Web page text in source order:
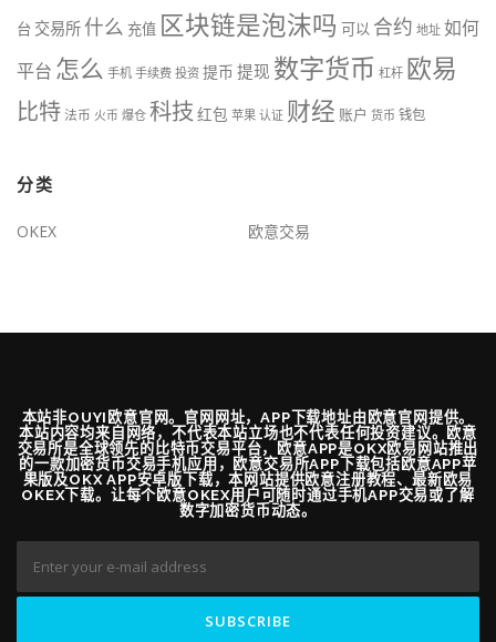
台 交易所 什么 充值 区块链是泡沫吗 可以 合约 地址 如何
平台 怎么 手机 手续费 投资 提币 提现 数字货币 杠杆 欧易
比特法币 火币 爆仓 科技 红包 苹果 认证 财经 账户 货币 钱包
分类
OKEX 欧意交易
本站非OUYI欧意官网。官网网址，APP下载地址由欧意官网提供。
本站内容均来自网络，不代表本站立场也不代表任何投资建议。欧意
交易所是全球领先的比特币交易平台，欧意APP是OKX欧易网站推出
的一款加密货币交易手机应用，欧意交易所APP下载包括欧意APP苹
果版及OKX APP安卓版下载，本网站提供欧意注册教程、最新欧易
OKEX下载。让每个欧意OKEX用户可随时通过手机APP交易或了解
数字加密货币动态。